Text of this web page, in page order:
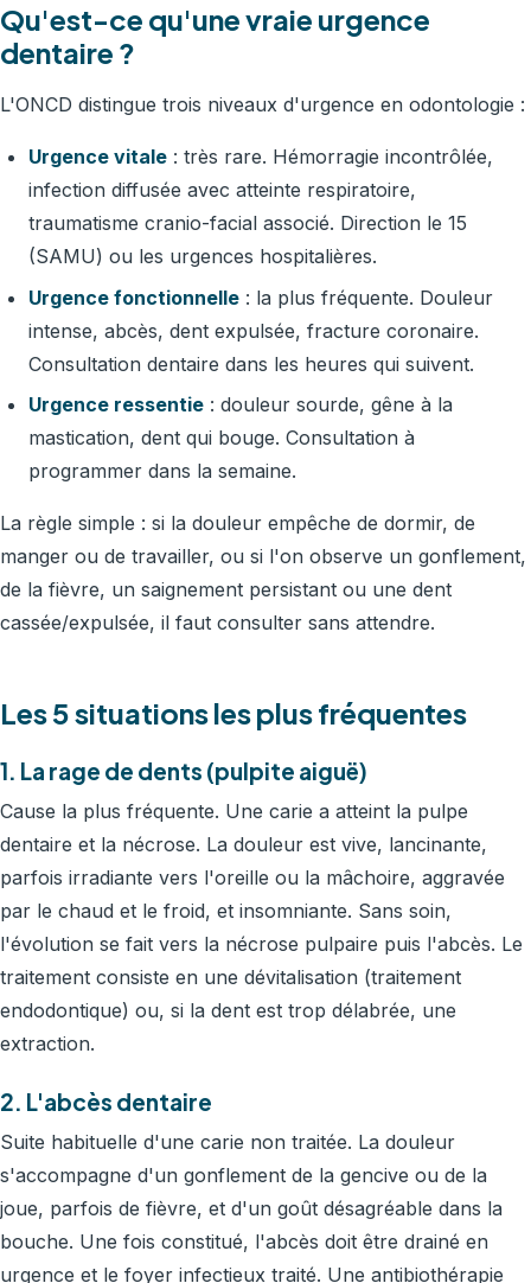
Qu'est-ce qu'une vraie urgence
dentaire ?
L'ONCD distingue trois niveaux d'urgence en odontologie :
Urgence vitale : très rare. Hémorragie incontrôlée,
infection diffusée avec atteinte respiratoire,
traumatisme cranio-facial associé. Direction le 15
(SAMU) ou les urgences hospitalières.
Urgence fonctionnelle : la plus fréquente. Douleur
intense, abcès, dent expulsée, fracture coronaire.
Consultation dentaire dans les heures qui suivent.
Urgence ressentie : douleur sourde, gêne à la
mastication, dent qui bouge. Consultation à
programmer dans la semaine.
La règle simple : si la douleur empêche de dormir, de
manger ou de travailler, ou si l'on observe un gonflement,
de la fièvre, un saignement persistant ou une dent
cassée/expulsée, il faut consulter sans attendre.
Les 5 situations les plus fréquentes
1. La rage de dents (pulpite aiguë)
Cause la plus fréquente. Une carie a atteint la pulpe
dentaire et la nécrose. La douleur est vive, lancinante,
parfois irradiante vers l'oreille ou la mâchoire, aggravée
par le chaud et le froid, et insomniante. Sans soin,
l'évolution se fait vers la nécrose pulpaire puis l'abcès. Le
traitement consiste en une dévitalisation (traitement
endodontique) ou, si la dent est trop délabrée, une
extraction.
2. L'abcès dentaire
Suite habituelle d'une carie non traitée. La douleur
s'accompagne d'un gonflement de la gencive ou de la
joue, parfois de fièvre, et d'un goût désagréable dans la
bouche. Une fois constitué, l'abcès doit être drainé en
urgence et le foyer infectieux traité. Une antibiothérapie